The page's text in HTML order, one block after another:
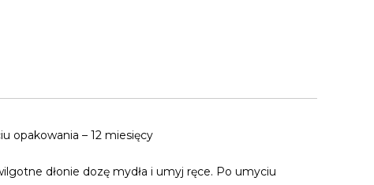
opakowania – 12 miesięcy
dłonie dozę mydła i umyj ręce. Po umyciu